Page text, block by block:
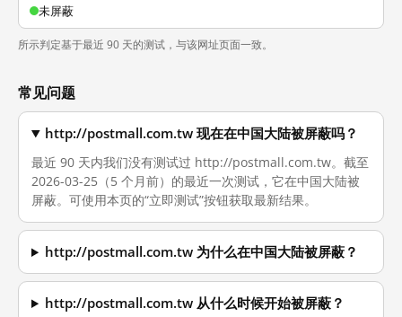
未屏蔽
所示判定基于最近 90 天的测试，与该网址页面一致。
常见问题
http://postmall.com.tw 现在在中国大陆被屏蔽吗？
最近 90 天内我们没有测试过 http://postmall.com.tw。截至
2026-03-25（5 个月前）的最近一次测试，它在中国大陆被
屏蔽。可使用本页的“立即测试”按钮获取最新结果。
http://postmall.com.tw 为什么在中国大陆被屏蔽？
http://postmall.com.tw 从什么时候开始被屏蔽？